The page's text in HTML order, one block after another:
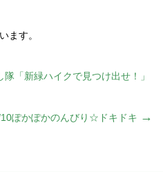
ます。
「新緑ハイクで見つけ出せ！」
10ぽかぽかのんびり☆ドキドキ →